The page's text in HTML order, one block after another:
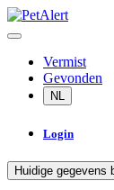
Vermist
Gevonden
NL
Login
Huidige gegevens